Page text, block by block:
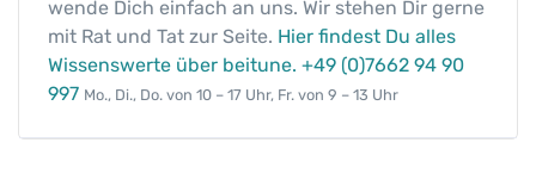
e
wende Dich einfach an uns. Wir stehen Dir gerne
mit Rat und Tat zur Seite. Hier findest Du alles
Wissenswerte über beitune. +49 (0)7662 94 90
997 Mo., Di., Do. von 10 – 17 Uhr, Fr. von 9 – 13 Uhr